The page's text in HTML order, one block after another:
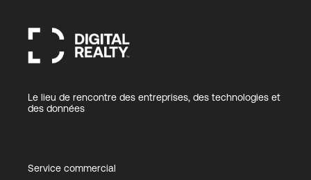
Le lieu de rencontre des entreprises, des technologies et
des données
Service commercial